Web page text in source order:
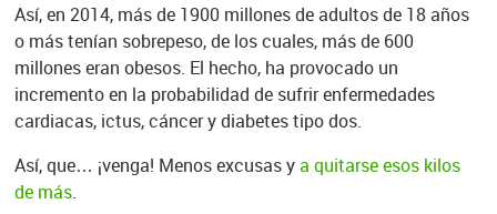
Así, en 2014, más de 1900 millones de adultos de 18 años
o más tenían sobrepeso, de los cuales, más de 600
millones eran obesos. El hecho, ha provocado un
incremento en la probabilidad de sufrir enfermedades
cardiacas, ictus, cáncer y diabetes tipo dos.
Así, que… ¡venga! Menos excusas ya quitarse esos kilos
de más.